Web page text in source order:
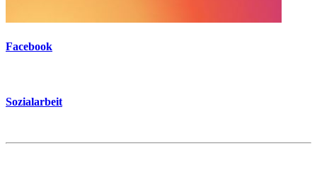
Facebook
Sozialarbeit